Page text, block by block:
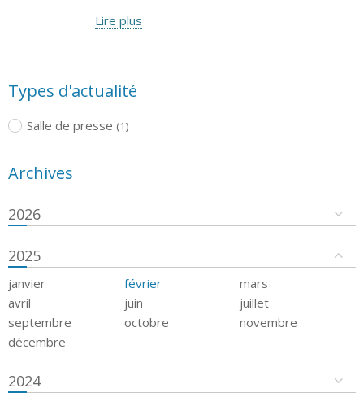
Lire plus
Types d'actualité
Salle de presse (1)
Archives
2026
2025
janvier février
mars
avril
juin
juillet
septembre
octobre
novembre
décembre
2024